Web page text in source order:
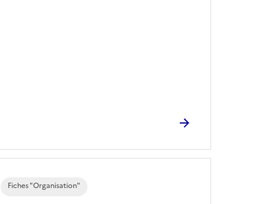
Fiches "Organisation"